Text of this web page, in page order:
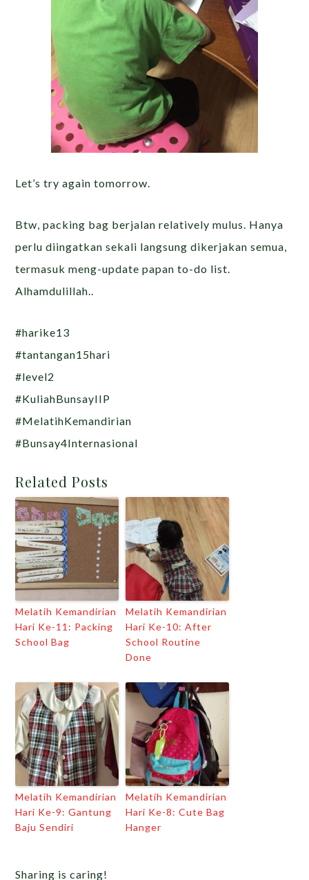
Let’s try again tomorrow.
Btw, packing bag berjalan relatively mulus. Hanya
perlu diingatkan sekali langsung dikerjakan semua,
termasuk meng-update papan to-do list.
Alhamdulillah..
#harike13
#tantangan15hari
#level2
#KuliahBunsayIIP
#MelatihKemandirian
#Bunsay4Internasional
Related Posts
Melatih Kemandirian
Hari Ke-11: Packing
School Bag
Melatih Kemandirian
Hari Ke-10: After
School Routine
Done
Melatih Kemandirian
Hari Ke-9: Gantung
Baju Sendiri
Melatih Kemandirian
Hari Ke-8: Cute Bag
Hanger
Sharing is caring!